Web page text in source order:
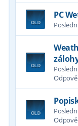
PC